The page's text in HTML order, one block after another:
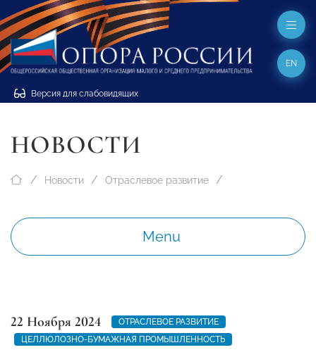
Версия для слабовидящих
EN
НОВОСТИ
Новости Отраслевое развитие
Menu
22 Ноября 2024
ОТРАСЛЕВОЕ РАЗВИТИЕ
ЦЕЛЛЮЛОЗНО-БУМАЖНАЯ ПРОМЫШЛЕННОСТЬ